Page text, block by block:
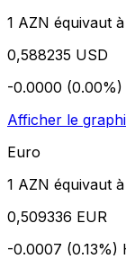
1 AZN équivaut à
0,588235 USD
-0.0000 (0.00%)
Afficher le
Euro
1 AZN équivaut à
0,509336 EUR
-0.0007 (0.13%)